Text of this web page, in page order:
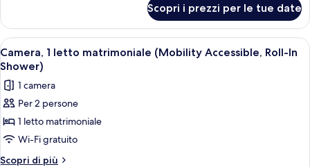
(No
View)
1
letto
matrimoniale
(No
Scopri i prezzi per le tue date
Apri
tutte
le
foto
per
Camera,
1
letto
Un letto rifatto con biancheria
6
Camera, 1 letto matrimoniale (Mobility Accessible, Roll-In
Shower)
1 camera
Per 2 persone
1 letto matrimoniale
Wi-Fi gratuito
Scopri di più
Altri